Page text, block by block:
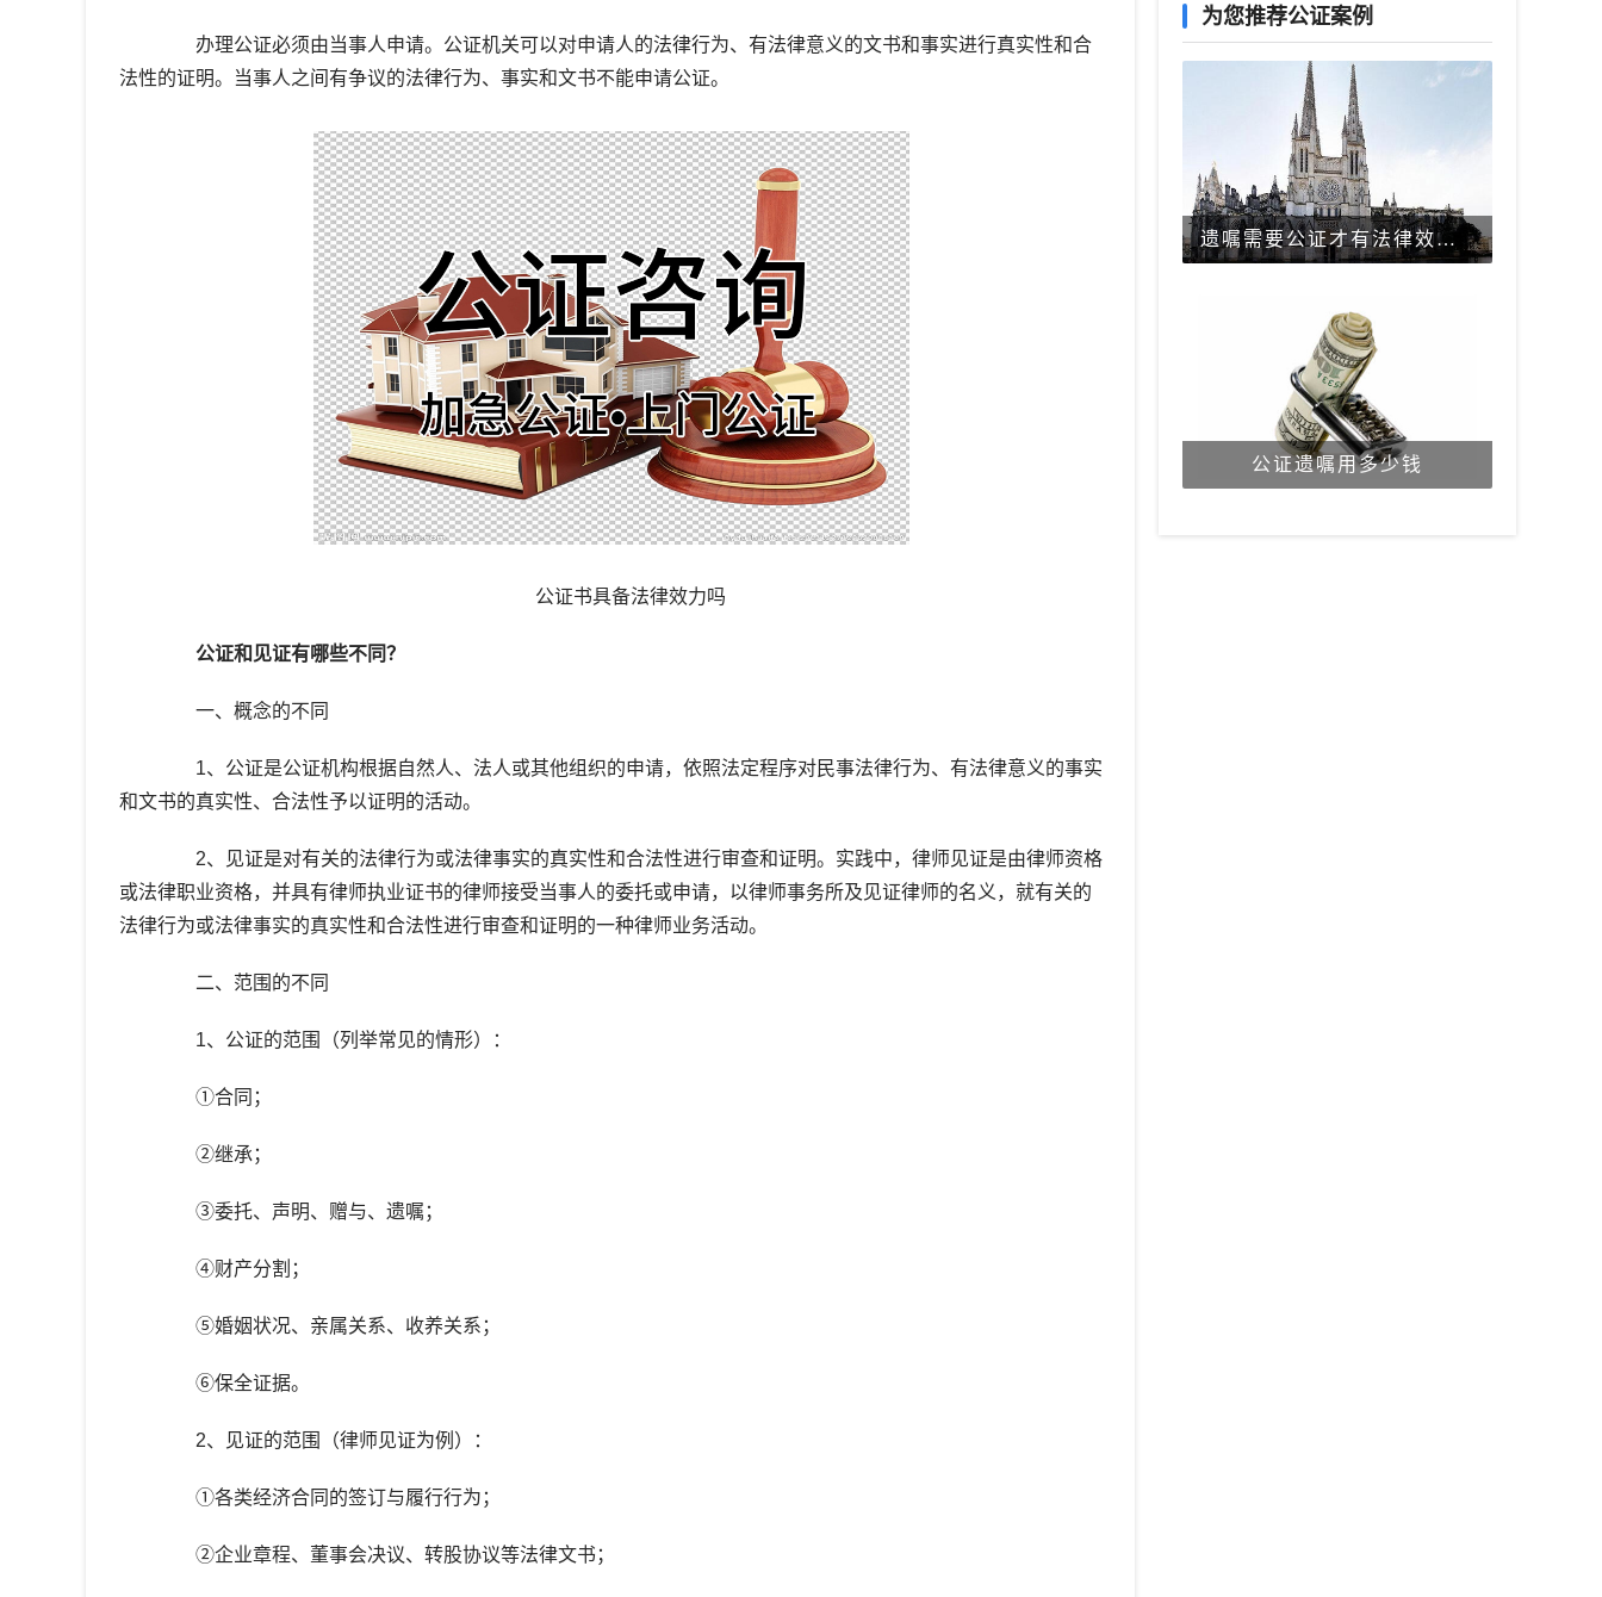
办理公证必须由当事人申请。公证机关可以对申请人的法律行为、有法律意义的文书和事实进行真实性和合
法性的证明。当事人之间有争议的法律行为、事实和文书不能申请公证。
公证书具备法律效力吗
公证和见证有哪些不同？
一、概念的不同
1、公证是公证机构根据自然人、法人或其他组织的申请，依照法定程序对民事法律行为、有法律意义的事实
和文书的真实性、合法性予以证明的活动。
2、见证是对有关的法律行为或法律事实的真实性和合法性进行审查和证明。实践中，律师见证是由律师资格
或法律职业资格，并具有律师执业证书的律师接受当事人的委托或申请，以律师事务所及见证律师的名义，就有关的
法律行为或法律事实的真实性和合法性进行审查和证明的一种律师业务活动。
二、范围的不同
1、公证的范围（列举常见的情形）：
①合同；
②继承；
③委托、声明、赠与、遗嘱；
④财产分割；
⑤婚姻状况、亲属关系、收养关系；
⑥保全证据。
2、见证的范围（律师见证为例）：
①各类经济合同的签订与履行行为；
②企业章程、董事会决议、转股协议等法律文书；
为您推荐公证案例
遗嘱需要公证才有法律效力吗？
公证遗嘱用多少钱